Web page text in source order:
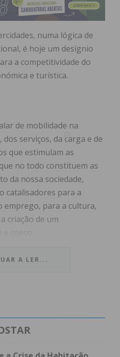
numa lógica de
é hoje um desígnio
a competitividade do
e turística.
de mobilidade na
serviços, da carga e de
que estimulam as
no todo constituem as
da nossa sociedade,
catalisadores para a
emprego, para a cultura,
criação de um
da linha de alta
metade de todos os
A LER...